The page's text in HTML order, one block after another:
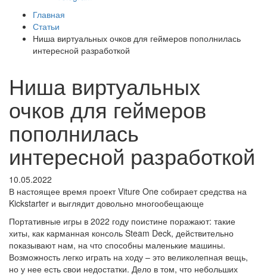
Главная
Статьи
Ниша виртуальных очков для геймеров пополнилась
интересной разработкой
Ниша виртуальных
очков для геймеров
пополнилась
интересной разработкой
10.05.2022
В настоящее время проект Viture One собирает средства на
Kickstarter и выглядит довольно многообещающе
Портативные игры в 2022 году поистине поражают: такие
хиты, как карманная консоль Steam Deck, действительно
показывают нам, на что способны маленькие машины.
Возможность легко играть на ходу – это великолепная вещь,
но у нее есть свои недостатки. Дело в том, что небольших